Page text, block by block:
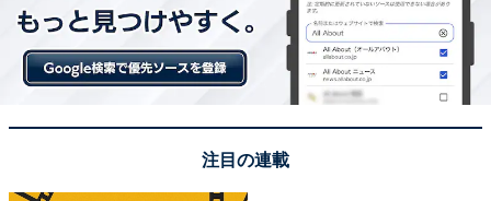
注目の連載